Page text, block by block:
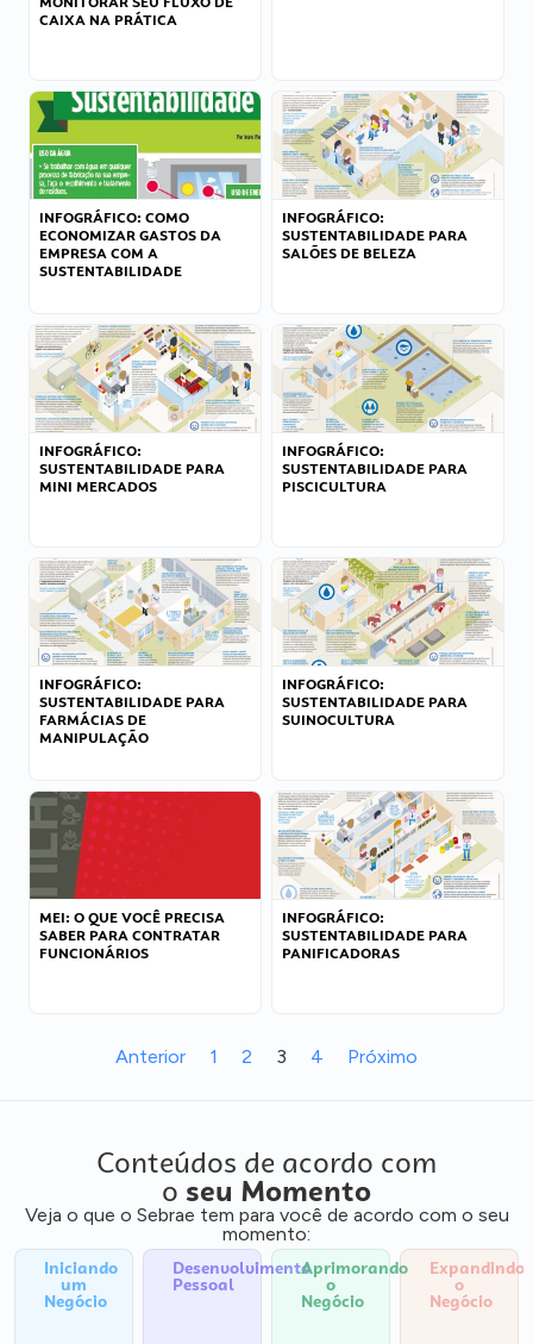
CAIXA NA PRÁTICA
INFOGRÁFICO: COMO
ECONOMIZAR GASTOS DA
EMPRESA COM A
SUSTENTABILIDADE
INFOGRÁFICO:
SUSTENTABILIDADE PARA
SALÕES DE BELEZA
INFOGRÁFICO:
SUSTENTABILIDADE PARA
MINI MERCADOS
INFOGRÁFICO:
SUSTENTABILIDADE PARA
PISCICULTURA
INFOGRÁFICO:
SUSTENTABILIDADE PARA
FARMÁCIAS DE
MANIPULAÇÃO
INFOGRÁFICO:
SUSTENTABILIDADE PARA
SUINOCULTURA
MEI: O QUE VOCÊ PRECISA
SABER PARA CONTRATAR
FUNCIONÁRIOS
INFOGRÁFICO:
SUSTENTABILIDADE PARA
PANIFICADORAS
Anterior 1 2 3 4 Próximo
Conteúdos de acordo com
o seu Momento
Veja o que o Sebrae tem para você de acordo com o seu
momento:
Iniciando
um
Negócio
Desenvolvimento
Pessoal
Aprimorando
o
Negócio
Expandindo
o
Negócio